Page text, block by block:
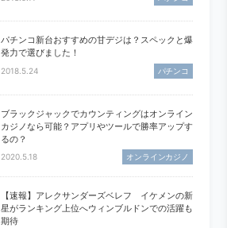
パチンコ新台おすすめの甘デジは？スペックと爆
発力で選びました！
2018.5.24 パチンコ
ブラックジャックでカウンティングはオンライン
カジノなら可能？アプリやツールで勝率アップす
るの？
2020.5.18 オンラインカジノ
【速報】アレクサンダーズベレフ イケメンの新
星がランキング上位へウィンブルドンでの活躍も
期待